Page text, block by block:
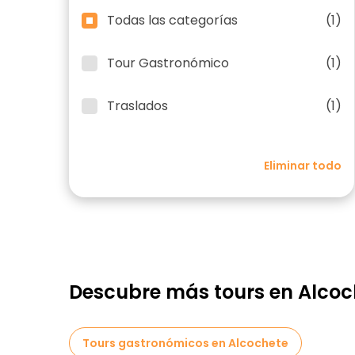
Todas las categorías (1)
Tour Gastronómico (1)
Traslados (1)
Eliminar todo
Descubre más tours en
Tours gastronómicos en Alcochete